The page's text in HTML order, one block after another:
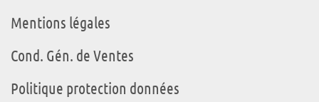
Mentions légales
Cond. Gén. de Ventes
Politique protection données